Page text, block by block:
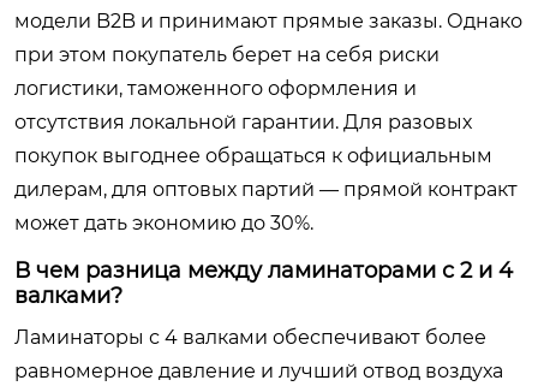
модели B2B и принимают прямые заказы. Однако
при этом покупатель берет на себя риски
логистики, таможенного оформления и
отсутствия локальной гарантии. Для разовых
покупок выгоднее обращаться к официальным
дилерам, для оптовых партий — прямой контракт
может дать экономию до 30%.
В чем разница между ламинаторами с 2 и 4
валками?
Ламинаторы с 4 валками обеспечивают более
равномерное давление и лучший отвод воздуха